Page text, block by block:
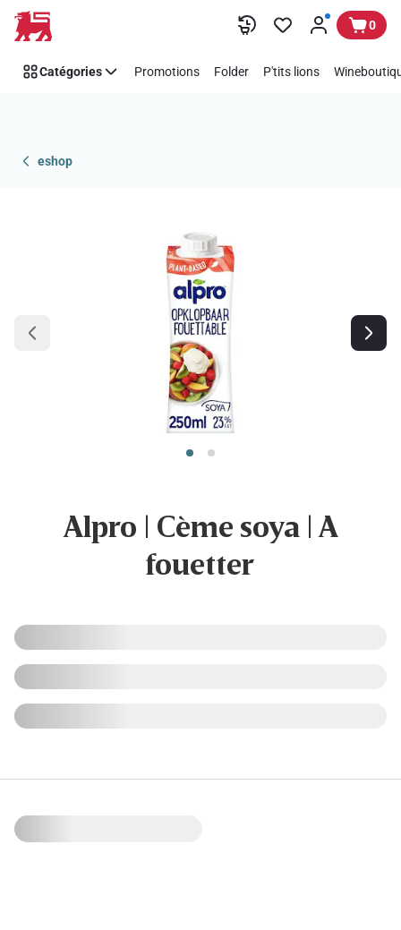
Passer 0
Catégories Promotions Folder P'tits lions
eshop
Alpro | Cème soya | A
fouetter